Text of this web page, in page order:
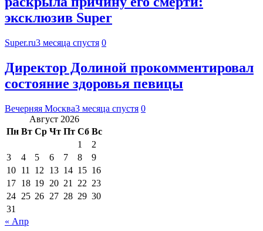
эксклюзив Super
Super.ru3 месяца спустя 0
Директор Долиной прокомментировал
состояние здоровья певицы
Вечерняя Москва3 месяца спустя 0
Август 2026
Пн Вт Ср Чт Пт Сб Вс
1
2
3
4 5 6 7 8
9
10 11 12 13 14 15 16
17 18 19 20 21 22 23
24 25 26 27 28 29 30
31
« Апр